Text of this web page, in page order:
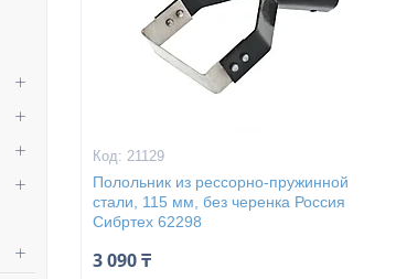
21129
Полольник из рессорно-пружинной
стали, 115 мм, без черенка Россия
Сибртех 62298
3 090 ₸